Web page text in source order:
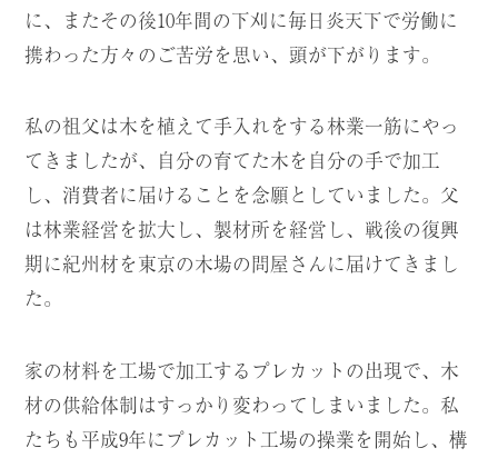
に、またその後10年間の下刈に毎日炎天下で労働に
携わった方々のご苦労を思い、頭が下がります。
私の祖父は木を植えて手入れをする林業一筋にやっ
てきましたが、自分の育てた木を自分の手で加工
し、消費者に届けることを念願としていました。父
は林業経営を拡大し、製材所を経営し、戦後の復興
期に紀州材を東京の木場の問屋さんに届けてきまし
た。
家の材料を工場で加工するプレカットの出現で、木
材の供給体制はすっかり変わってしまいました。私
たちも平成9年にプレカット工場の操業を開始し、構